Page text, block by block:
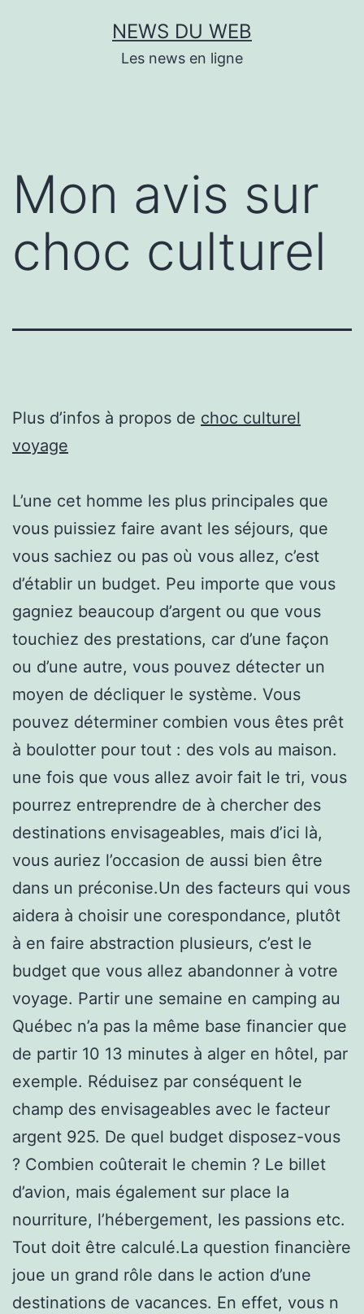
NEWS DU WEB
Les news en ligne
Mon avis sur
choc culturel
Plus d’infos à propos de choc culturel
voyage
L’une cet homme les plus principales que
vous puissiez faire avant les séjours, que
vous sachiez ou pas où vous allez, c’est
d’établir un budget. Peu importe que vous
gagniez beaucoup d’argent ou que vous
touchiez des prestations, car d’une façon
ou d’une autre, vous pouvez détecter un
moyen de décliquer le système. Vous
pouvez déterminer combien vous êtes prêt
à boulotter pour tout : des vols au maison.
une fois que vous allez avoir fait le tri, vous
pourrez entreprendre de à chercher des
destinations envisageables, mais d’ici là,
vous auriez l’occasion de aussi bien être
dans un préconise.Un des facteurs qui vous
aidera à choisir une corespondance, plutôt
à en faire abstraction plusieurs, c’est le
budget que vous allez abandonner à votre
voyage. Partir une semaine en camping au
Québec n’a pas la même base financier que
de partir 10 13 minutes à alger en hôtel, par
exemple. Réduisez par conséquent le
champ des envisageables avec le facteur
argent 925. De quel budget disposez-vous
? Combien coûterait le chemin ? Le billet
d’avion, mais également sur place la
nourriture, l’hébergement, les passions etc.
Tout doit être calculé.La question financière
joue un grand rôle dans le action d’une
destinations de vacances. En effet, vous n